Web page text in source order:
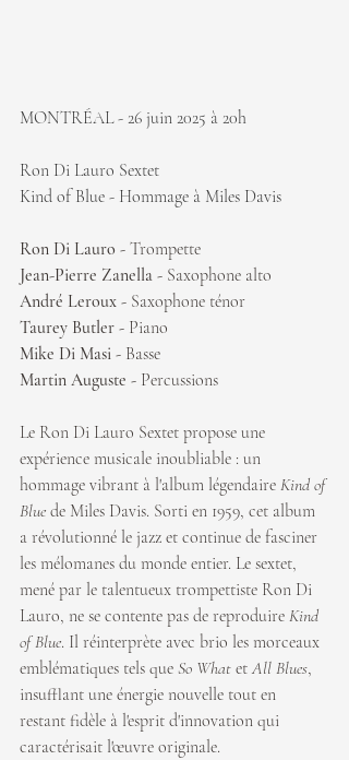
MONTRÉAL - 26 juin 2025 à 20h
Ron Di Lauro Sextet
Kind of Blue - Hommage à Miles Davis
Ron Di Lauro - Trompette
Jean-Pierre Zanella - Saxophone alto
André Leroux - Saxophone ténor
Taurey Butler - Piano
Mike Di Masi - Basse
Martin Auguste - Percussions
Le Ron Di Lauro Sextet propose une
expérience musicale inoubliable : un
hommage vibrant à l'album légendaire Kind of
Blue de Miles Davis. Sorti en 1959, cet album
a révolutionné le jazz et continue de fasciner
les mélomanes du monde entier. Le sextet,
mené par le talentueux trompettiste Ron Di
Lauro, ne se contente pas de reproduire Kind
of Blue. Il réinterprète avec brio les morceaux
emblématiques tels que So What et All Blues,
insufflant une énergie nouvelle tout en
restant fidèle à l'esprit d'innovation qui
caractérisait l'œuvre originale.